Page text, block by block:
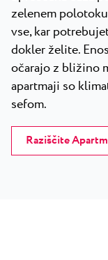
zelenem
vse, kar
dokler želite.
očarajo z bližino
apartmaji so
sefom.
Raziščite